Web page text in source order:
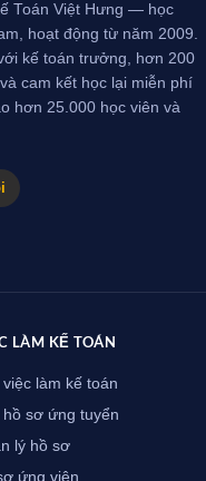
Toán Việt Hưng — học
hoạt động từ năm 2009.
kế toán trưởng, hơn 200
cam kết học lại miễn phí
hơn 25.000 học viên và
LÀM KẾ TOÁN
làm kế toán
hồ sơ ứng tuyển
lý hồ sơ
ứng viên